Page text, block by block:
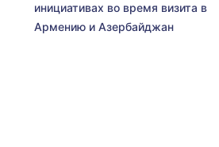
инициативах во время визита в
Армению и Азербайджан